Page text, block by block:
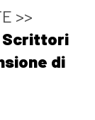
>>
Scrittori
di